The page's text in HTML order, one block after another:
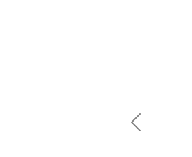
Previous